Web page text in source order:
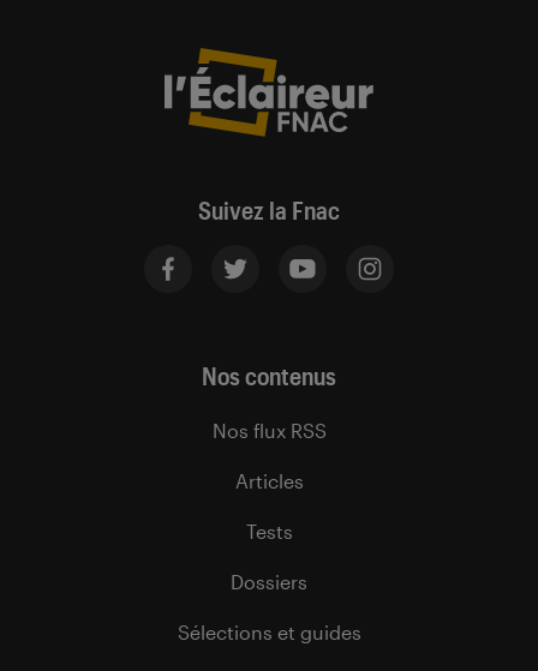
Suivez la Fnac
Nos contenus
Nos flux RSS
Articles
Tests
Dossiers
Sélections et guides